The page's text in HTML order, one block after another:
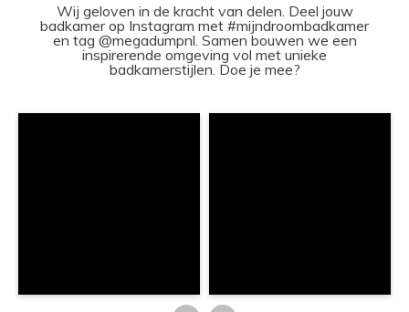
Wij geloven in de kracht van delen. Deel jouw
badkamer op Instagram met #mijndroombadkamer
en tag @megadumpnl. Samen bouwen we een
inspirerende omgeving vol met unieke
badkamerstijlen. Doe je mee?